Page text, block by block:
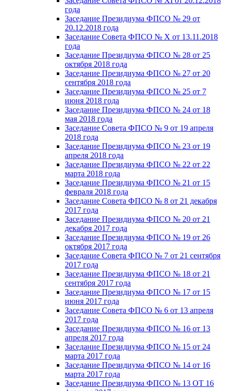
года
Заседание Президиума ФПСО № 29 от
20.12.2018 года
Заседание Совета ФПСО № X от 13.11.2018
года
Заседание Президиума ФПСО № 28 от 25
октября 2018 года
Заседание Президиума ФПСО № 27 от 20
сентября 2018 года
Заседание Президиума ФПСО № 25 от 7
июня 2018 года
Заседание Президиума ФПСО № 24 от 18
мая 2018 года
Заседание Совета ФПСО № 9 от 19 апреля
2018 года
Заседание Президиума ФПСО № 23 от 19
апреля 2018 года
Заседание Президиума ФПСО № 22 от 22
марта 2018 года
Заседание Президиума ФПСО № 21 от 15
февраля 2018 года
Заседание Совета ФПСО № 8 от 21 декабря
2017 года
Заседание Президиума ФПСО № 20 от 21
декабря 2017 года
Заседание Президиума ФПСО № 19 от 26
октября 2017 года
Заседание Совета ФПСО № 7 от 21 сентября
2017 года
Заседание Президиума ФПСО № 18 от 21
сентября 2017 года
Заседание Президиума ФПСО № 17 от 15
июня 2017 года
Заседание Совета ФПСО № 6 от 13 апреля
2017 года
Заседание Президиума ФПСО № 16 от 13
апреля 2017 года
Заседание Президиума ФПСО № 15 от 24
марта 2017 года
Заседание Президиума ФПСО № 14 от 16
марта 2017 года
Заседание Президиума ФПСО № 13 ОТ 16